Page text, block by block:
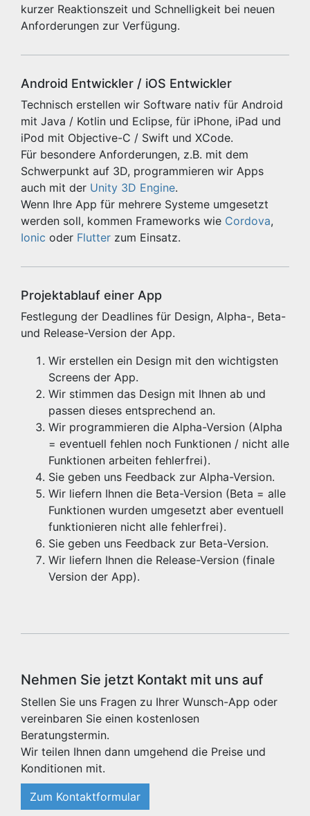
kurzer Reaktionszeit und Schnelligkeit bei neuen
Anforderungen zur Verfügung.
Android Entwickler / iOS Entwickler
Technisch erstellen wir Software nativ für Android
mit Java / Kotlin und Eclipse, für iPhone, iPad und
iPod mit Objective-C / Swift und XCode.
Für besondere Anforderungen, z.B. mit dem
Schwerpunkt auf 3D, programmieren wir Apps
auch mit der Unity 3D Engine.
Wenn Ihre App für mehrere Systeme umgesetzt
werden soll, kommen Frameworks wie Cordova,
Ionic oder Flutter zum Einsatz.
Projektablauf einer App
Festlegung der Deadlines für Design, Alpha-, Beta-
und Release-Version der App.
Wir erstellen ein Design mit den wichtigsten
Screens der App.
Wir stimmen das Design mit Ihnen ab und
passen dieses entsprechend an.
Wir programmieren die Alpha-Version (Alpha
= eventuell fehlen noch Funktionen / nicht alle
Funktionen arbeiten fehlerfrei).
Sie geben uns Feedback zur Alpha-Version.
Wir liefern Ihnen die Beta-Version (Beta = alle
Funktionen wurden umgesetzt aber eventuell
funktionieren nicht alle fehlerfrei).
Sie geben uns Feedback zur Beta-Version.
Wir liefern Ihnen die Release-Version (finale
Version der App).
Nehmen Sie jetzt Kontakt mit uns auf
Stellen Sie uns Fragen zu Ihrer Wunsch-App oder
vereinbaren Sie einen kostenlosen
Beratungstermin.
Wir teilen Ihnen dann umgehend die Preise und
Konditionen mit.
Zum Kontaktformular